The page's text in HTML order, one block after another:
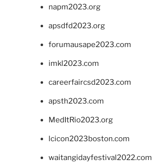
napm2023.org
apsdfd2023.org
forumausape2023.com
imkl2023.com
careerfaircsd2023.com
apsth2023.com
MedItRio2023.org
lcicon2023boston.com
waitangidayfestival2022.com